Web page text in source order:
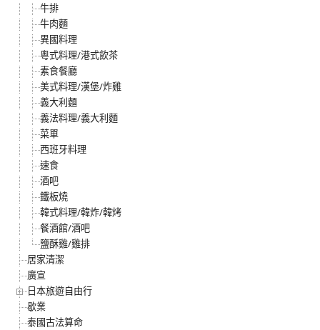
牛排
牛肉麵
異國料理
粵式料理/港式飲茶
素食餐廳
美式料理/漢堡/炸雞
義大利麵
義法料理/義大利麵
菜單
西班牙料理
速食
酒吧
鐵板燒
韓式料理/韓炸/韓烤
餐酒館/酒吧
鹽酥雞/雞排
居家清潔
廣宣
日本旅遊自由行
歇業
泰國古法算命